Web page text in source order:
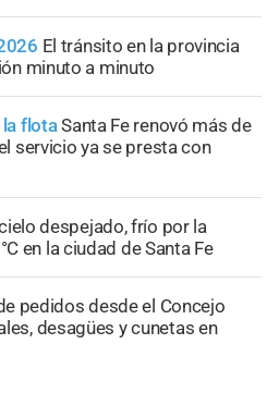
El tránsito en la provincia
minuto a minuto
la flotaSanta Fe renovó más de
servicio ya se presta con
despejado, frío por la
en la ciudad de Santa Fe
pedidos desde el Concejo
desagües y cunetas en